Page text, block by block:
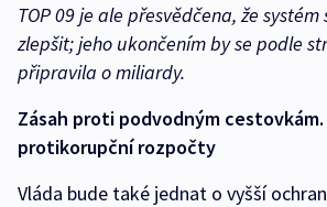
TOP 09 je ale přesvědčena, že
zlepšit; jeho ukončením by se podle
připravila o miliardy.
Zásah proti podvodným
protikorupční rozpočty
Vláda bude také jednat o vyšší